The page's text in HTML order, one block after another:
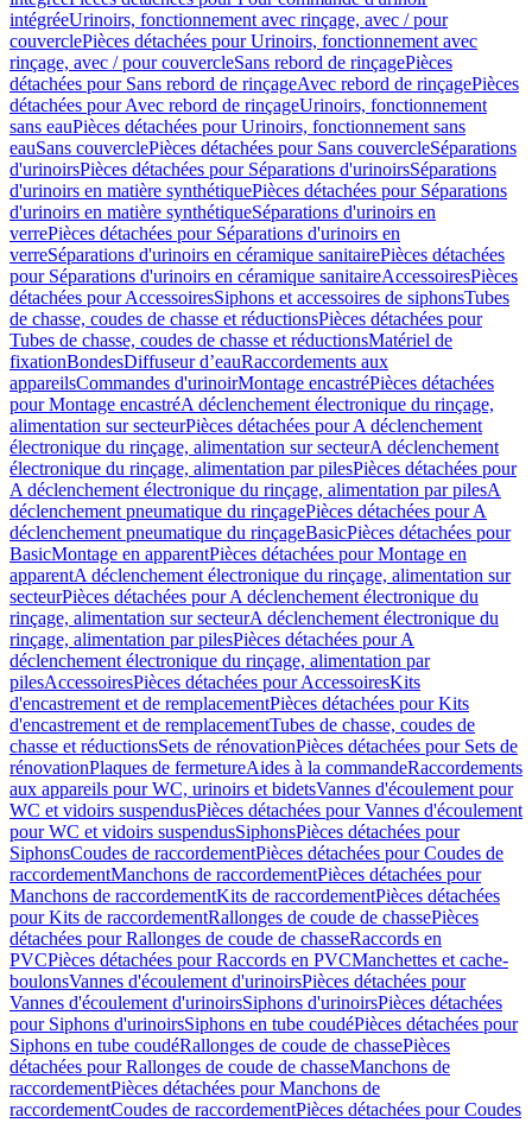
intégréeUrinoirs, fonctionnement avec rinçage, avec / pour
couverclePièces détachées pour Urinoirs, fonctionnement avec
rinçage, avec / pour couvercleSans rebord de rinçagePièces
détachées pour Sans rebord de rinçageAvec rebord de rinçagePièces
détachées pour Avec rebord de rinçageUrinoirs, fonctionnement
sans eauPièces détachées pour Urinoirs, fonctionnement sans
eauSans couverclePièces détachées pour Sans couvercleSéparations
d'urinoirsPièces détachées pour Séparations d'urinoirsSéparations
d'urinoirs en matière synthétiquePièces détachées pour Séparations
d'urinoirs en matière synthétiqueSéparations d'urinoirs en
verrePièces détachées pour Séparations d'urinoirs en
verreSéparations d'urinoirs en céramique sanitairePièces détachées
pour Séparations d'urinoirs en céramique sanitaireAccessoiresPièces
détachées pour AccessoiresSiphons et accessoires de siphonsTubes
de chasse, coudes de chasse et réductionsPièces détachées pour
Tubes de chasse, coudes de chasse et réductionsMatériel de
fixationBondesDiffuseur d’eauRaccordements aux
appareilsCommandes d'urinoirMontage encastréPièces détachées
pour Montage encastréA déclenchement électronique du rinçage,
alimentation sur secteurPièces détachées pour A déclenchement
électronique du rinçage, alimentation sur secteurA déclenchement
électronique du rinçage, alimentation par pilesPièces détachées pour
A déclenchement électronique du rinçage, alimentation par pilesA
déclenchement pneumatique du rinçagePièces détachées pour A
déclenchement pneumatique du rinçageBasicPièces détachées pour
BasicMontage en apparentPièces détachées pour Montage en
apparentA déclenchement électronique du rinçage, alimentation sur
secteurPièces détachées pour A déclenchement électronique du
rinçage, alimentation sur secteurA déclenchement électronique du
rinçage, alimentation par pilesPièces détachées pour A
déclenchement électronique du rinçage, alimentation par
pilesAccessoiresPièces détachées pour AccessoiresKits
d'encastrement et de remplacementPièces détachées pour Kits
d'encastrement et de remplacementTubes de chasse, coudes de
chasse et réductionsSets de rénovationPièces détachées pour Sets de
rénovationPlaques de fermetureAides à la commandeRaccordements
aux appareils pour WC, urinoirs et bidetsVannes d'écoulement pour
WC et vidoirs suspendusPièces détachées pour Vannes d'écoulement
pour WC et vidoirs suspendusSiphonsPièces détachées pour
SiphonsCoudes de raccordementPièces détachées pour Coudes de
raccordementManchons de raccordementPièces détachées pour
Manchons de raccordementKits de raccordementPièces détachées
pour Kits de raccordementRallonges de coude de chassePièces
détachées pour Rallonges de coude de chasseRaccords en
PVCPièces détachées pour Raccords en PVCManchettes et cache-
boulonsVannes d'écoulement d'urinoirsPièces détachées pour
Vannes d'écoulement d'urinoirsSiphons d'urinoirsPièces détachées
pour Siphons d'urinoirsSiphons en tube coudéPièces détachées pour
Siphons en tube coudéRallonges de coude de chassePièces
détachées pour Rallonges de coude de chasseManchons de
raccordementPièces détachées pour Manchons de
raccordementCoudes de raccordementPièces détachées pour Coudes